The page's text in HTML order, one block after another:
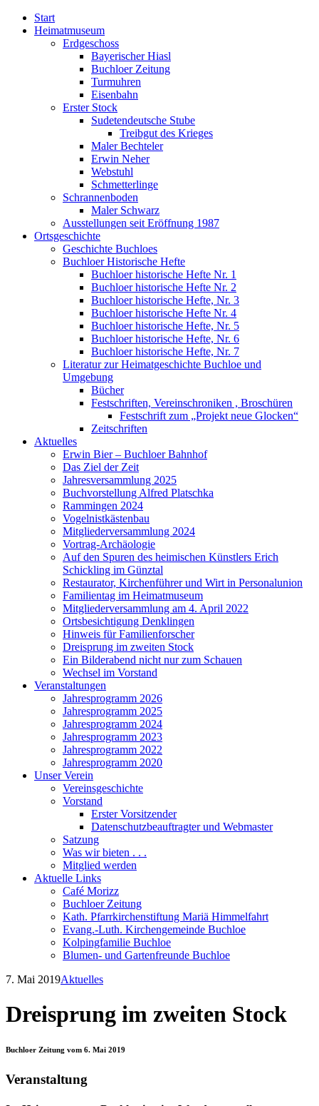
Start
Heimatmuseum
Erdgeschoss
Bayerischer Hiasl
Buchloer Zeitung
Turmuhren
Eisenbahn
Erster Stock
Sudetendeutsche Stube
Treibgut des Krieges
Maler Bechteler
Erwin Neher
Webstuhl
Schmetterlinge
Schrannenboden
Maler Schwarz
Ausstellungen seit Eröffnung 1987
Ortsgeschichte
Geschichte Buchloes
Buchloer Historische Hefte
Buchloer historische Hefte Nr. 1
Buchloer historische Hefte Nr. 2
Buchloer historische Hefte, Nr. 3
Buchloer historische Hefte Nr. 4
Buchloer historische Hefte, Nr. 5
Buchloer historische Hefte, Nr. 6
Buchloer historische Hefte, Nr. 7
Literatur zur Heimatgeschichte Buchloe und
Umgebung
Bücher
Festschriften, Vereinschroniken , Broschüren
Festschrift zum „Projekt neue Glocken“
Zeitschriften
Aktuelles
Erwin Bier – Buchloer Bahnhof
Das Ziel der Zeit
Jahresversammlung 2025
Buchvorstellung Alfred Platschka
Rammingen 2024
Vogelnistkästenbau
Mitgliederversammlung 2024
Vortrag-Archäologie
Auf den Spuren des heimischen Künstlers Erich
Schickling im Günztal
Restaurator, Kirchenführer und Wirt in Personalunion
Familientag im Heimatmuseum
Mitgliederversammlung am 4. April 2022
Ortsbesichtigung Denklingen
Hinweis für Familienforscher
Dreisprung im zweiten Stock
Ein Bilderabend nicht nur zum Schauen
Wechsel im Vorstand
Veranstaltungen
Jahresprogramm 2026
Jahresprogramm 2025
Jahresprogramm 2024
Jahresprogramm 2023
Jahresprogramm 2022
Jahresprogramm 2020
Unser Verein
Vereinsgeschichte
Vorstand
Erster Vorsitzender
Datenschutzbeauftragter und Webmaster
Satzung
Was wir bieten . . .
Mitglied werden
Aktuelle Links
Café Morizz
Buchloer Zeitung
Kath. Pfarrkirchenstiftung Mariä Himmelfahrt
Evang.-Luth. Kirchengemeinde Buchloe
Kolpingfamilie Buchloe
Blumen- und Gartenfreunde Buchloe
7. Mai 2019Aktuelles
Dreisprung im zweiten Stock
Buchloer Zeitung vom 6. Mai 2019
Veranstaltung